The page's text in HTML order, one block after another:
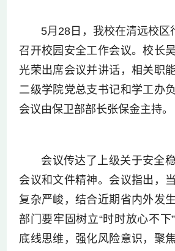
5月28日，我校在清远校区
召开校园安全工作会议。校长
光荣出席会议并讲话，相关职
二级学院党总支书记和学工办
会议由保卫部部长张保金主持。
会议传达了上级关于安全
会议和文件精神。会议指出，
复杂严峻，结合近期省内外发
部门要牢固树立“时时放心不下
底线思维，强化风险意识，聚